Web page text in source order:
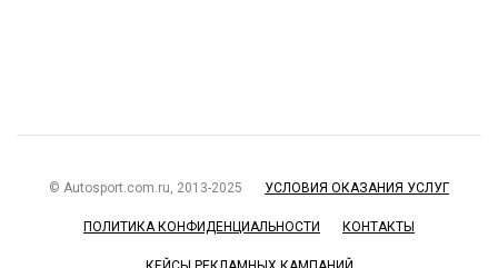
© Autosport.com.ru, 2013-2025 УСЛОВИЯ ОКАЗАНИЯ УСЛУГ
ПОЛИТИКА КОНФИДЕНЦИАЛЬНОСТИ КОНТАКТЫ